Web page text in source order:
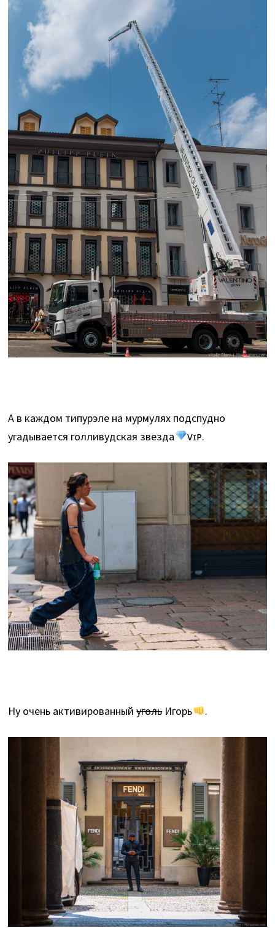
А в каждом типурэле на мурмулях подспудно
угадывается голливудская звезда
ᴠɪᴘ.
Ну очень активированныйугольИгорь .